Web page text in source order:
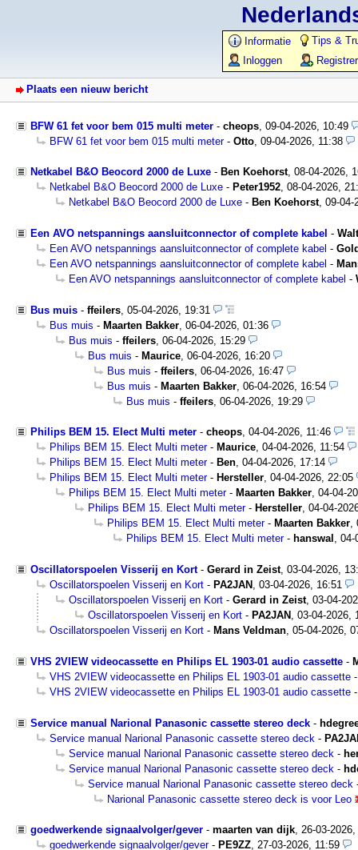
Informatie
Tips &
Inloggen
Plaats een nieuw bericht
BFW 61 fet voor bem 015 multi meter - cheops 09-04-2026, 10:49
BFW 61 fet voor bem 015 multi meter- Otto 09-04-2026, 11:38
Netkabel B&O Beocord 2000 de Luxe - Ben Koehorst, 08-04-2026,
Netkabel B&O Beocord 2000 de Luxe - Peter1952, 08-04-2026,
Netkabel B&O Beocord 2000 de Luxe - Ben Koehorst, 09-04-
Een AVO netspannings aansluitconnector of complete kabel -
Een AVO netspannings aansluitconnector of complete kabel -
Een AVO netspannings aansluitconnector of complete kabel -
Een AVO netspannings aansluitconnector of complete kabel -
Bus muis - ffeilers 05-04-2026, 19:31
Bus muis - Maarten Bakker 06-04-2026, 01:36
Bus muis - ffeilers 06-04-2026, 15:29
Bus muis - Maurice 06-04-2026, 16:20
Bus muis - ffeilers 06-04-2026, 16:47
Bus muis - Maarten Bakker 06-04-2026, 16:54
Bus muis - ffeilers 06-04-2026, 19:29
Philips BEM 15. Elect Multi meter - cheops, 04-04-2026, 11:46
Philips BEM 15. Elect Multi meter- Maurice, 04-04-2026, 11:54
Philips BEM 15. Elect Multi meter- Ben, 04-04-2026, 17:14
Philips BEM 15. Elect Multi meter- Hersteller, 04-04-2026, 22:05
Philips BEM 15. Elect Multi meter- Maarten Bakker, 04-04-
Philips BEM 15. Elect Multi meter- Hersteller, 04-04-
Philips BEM 15. Elect Multi meter- Maarten Bakker,
Philips BEM 15. Elect Multi meter- hanswal , 04-
Oscillatorspoelen Visserij en Kort- Gerard in Zeist, 03-04-2026,
Oscillatorspoelen Visserij en Kort - PA2JAN , 03-04-2026, 16:51
Oscillatorspoelen Visserij en Kort - Gerard in Zeist, 03-04-
Oscillatorspoelen Visserij en Kort - PA2JAN , 03-04-2026,
Oscillatorspoelen Visserij en Kort - Mans Veldman, 05-04-2026,
VHS 2VIEW videocassette en Philips EL 1903-01 audio cassette -
VHS 2VIEW videocassette en Philips EL 1903-01 audio cassette
VHS 2VIEW videocassette en Philips EL 1903-01 audio cassette
Service manual Narional Panasonic cassette stereo deck -
Service manual Narional Panasonic cassette stereo deck -
Service manual Narional Panasonic cassette stereo deck -
Service manual Narional Panasonic cassette stereo deck -
Service manual Narional Panasonic cassette stereo deck
Narional Panasonic cassette stereo deck is voor Leo
goedwerkende signaalvolger/gever - maarten van dijk, 26-03-
goedwerkende signaalvolger/gever- PE9ZZ, 27-03-2026, 11:59